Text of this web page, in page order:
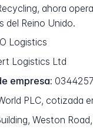
ahora
del Reino Unido.
Logistics
Logistics Ltd
empresa:
PLC, cotizada
Weston